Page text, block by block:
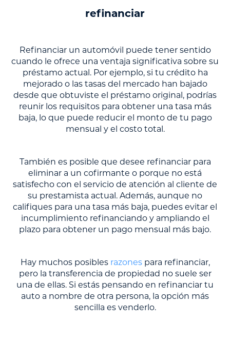
refinanciar
Refinanciar un automóvil puede tener sentido
cuando le ofrece una ventaja significativa sobre su
préstamo actual. Por ejemplo, si tu crédito ha
mejorado o las tasas del mercado han bajado
desde que obtuviste el préstamo original, podrías
reunir los requisitos para obtener una tasa más
baja, lo que puede reducir el monto de tu pago
mensual y el costo total.
También es posible que desee refinanciar para
eliminar a un cofirmante o porque no está
satisfecho con el servicio de atención al cliente de
su prestamista actual. Además, aunque no
califiques para una tasa más baja, puedes evitar el
incumplimiento refinanciando y ampliando el
plazo para obtener un pago mensual más bajo.
Hay muchos posibles razonespara refinanciar,
pero la transferencia de propiedad no suele ser
una de ellas. Si estás pensando en refinanciar tu
auto a nombre de otra persona, la opción más
sencilla es venderlo.